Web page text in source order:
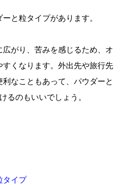
と粒タイプがあります。
がり、苦みを感じるため、オ
くなります。外出先や旅行先
なこともあって、パウダーと
るのもいいでしょう。
タイプ